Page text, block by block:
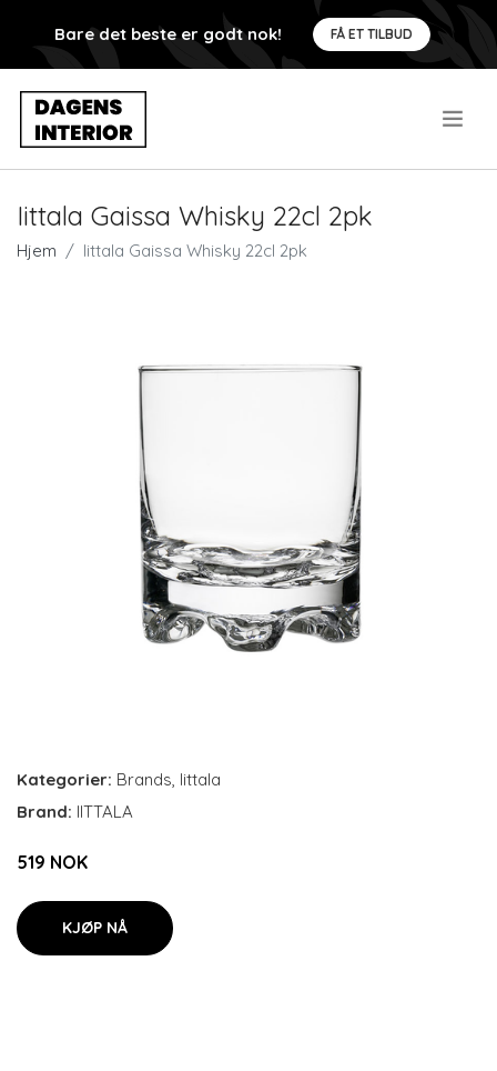
Bare det beste er godt nok! FÅ ET TILBUD
Iittala Gaissa Whisky 22cl 2pk
Hjem Iittala Gaissa Whisky 22cl 2pk
Kategorier: Brands, Iittala
Brand: IITTALA
519 NOK
KJØP NÅ